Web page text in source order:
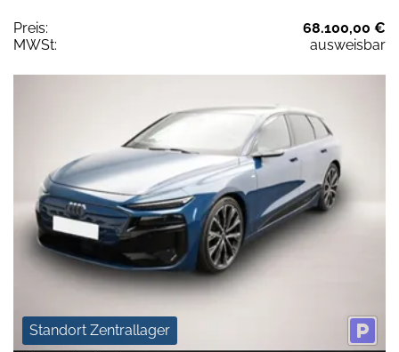
Preis:
68.100,00 €
MWSt:
ausweisbar
Standort Zentrallager